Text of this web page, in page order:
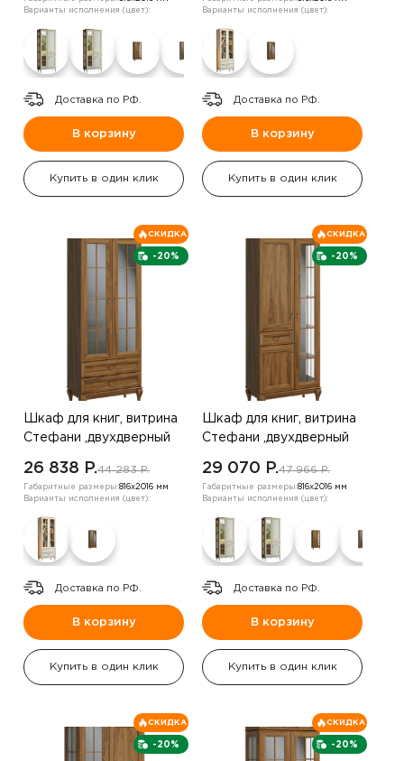
Варианты исполнения (цвет):
Доставка по РФ.
В корзину
Купить в один клик
Варианты исполнения (цвет):
Доставка по РФ.
В корзину
Купить в один клик
-20%
СКИДКА
Шкаф для книг, витрина
Стефани ,двухдверный
26 838 P.44 283 P.
Габаритные размеры:816х2016 мм
Варианты исполнения (цвет):
Доставка по РФ.
В корзину
Купить в один клик
-20%
СКИДКА
Шкаф для книг, витрина
Стефани ,двухдверный
29 070 P.47 966 P.
Габаритные размеры:816х2016 мм
Варианты исполнения (цвет):
Доставка по РФ.
В корзину
Купить в один клик
-20%
СКИДКА
-20%
СКИДКА